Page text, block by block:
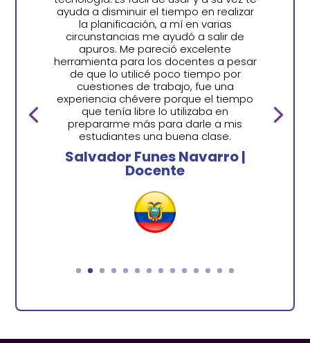
ayuda a disminuir el tiempo en realizar
la planificación, a mí en varias
circunstancias me ayudó a salir de
apuros. Me pareció excelente
herramienta para los docentes a pesar
de que lo utilicé poco tiempo por
cuestiones de trabajo, fue una
experiencia chévere porque el tiempo
que tenía libre lo utilizaba en
prepararme más para darle a mis
estudiantes una buena clase.
Salvador Funes Navarro |
Docente